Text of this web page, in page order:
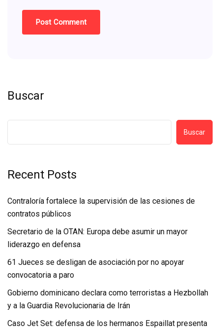
Buscar
Buscar
Recent Posts
Contraloría fortalece la supervisión de las cesiones de
contratos públicos
Secretario de la OTAN: Europa debe asumir un mayor
liderazgo en defensa
61 Jueces se desligan de asociación por no apoyar
convocatoria a paro
Gobierno dominicano declara como terroristas a Hezbollah
y a la Guardia Revolucionaria de Irán
Caso Jet Set: defensa de los hermanos Espaillat presenta